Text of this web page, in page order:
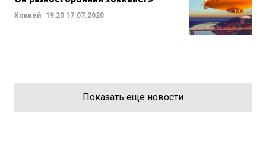
Хоккей 19:20 17.07.2020
Показать еще новости